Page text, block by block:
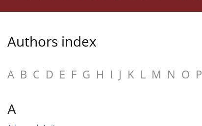
Authors index
A B C D E F G H I J K L M N O P
A